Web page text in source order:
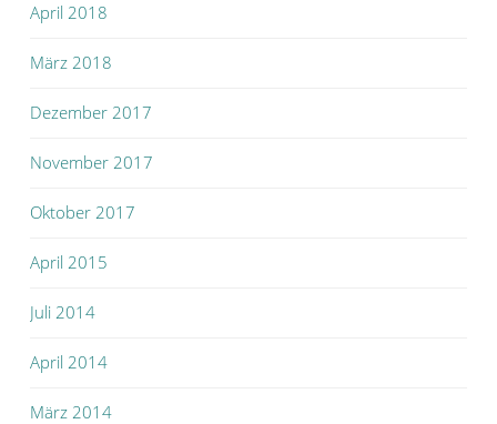
April 2018
März 2018
Dezember 2017
November 2017
Oktober 2017
April 2015
Juli 2014
April 2014
März 2014